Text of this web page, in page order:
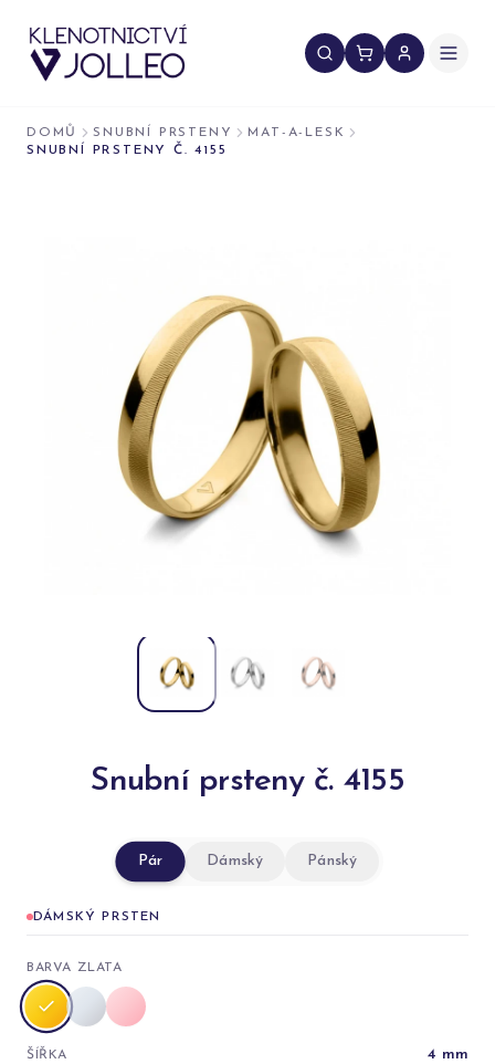
DOMŮ SNUBNÍ PRSTENY
MAT-A-LESK
SNUBNÍ PRSTENY Č. 4155
Snubní prsteny č. 4155
Pár Dámský Pánský
DÁMSKÝ PRSTEN
BARVA ZLATA
ŠÍŘKA 4 mm